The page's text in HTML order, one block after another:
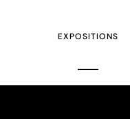
EXPOSITIONS